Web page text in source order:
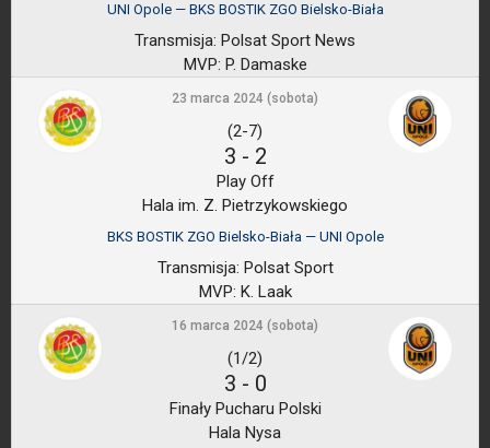
UNI Opole — BKS BOSTIK ZGO Bielsko-Biała
Transmisja: Polsat Sport News
MVP: P. Damaske
23 marca 2024 (sobota)
(2-7)
3 - 2
Play Off
Hala im. Z. Pietrzykowskiego
BKS BOSTIK ZGO Bielsko-Biała — UNI Opole
Transmisja: Polsat Sport
MVP: K. Laak
16 marca 2024 (sobota)
(1/2)
3 - 0
Finały Pucharu Polski
Hala Nysa